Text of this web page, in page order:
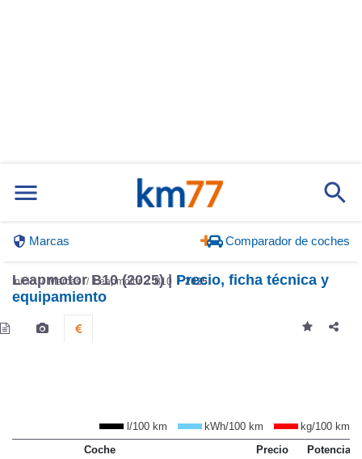
Marcas Comparador de coches
Inicio Marcas Leapmotor B10 2025
Leapmotor B10 (2025) | Precio, ficha técnica y
equipamiento
l/100 km kWh/100 km
kg/100 km
Coche
Precio Potencia